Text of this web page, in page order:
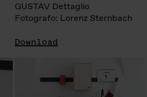
GUSTAV Dettaglio
Fotografo: Lorenz Sternbach
Download